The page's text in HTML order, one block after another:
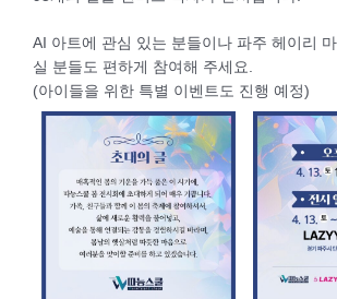
AI 아트에 관심 있는 분들이나 파주 헤이리
실 분들도 편하게 참여해 주세요.
(아이들을 위한 특별 이벤트도 진행 예정)